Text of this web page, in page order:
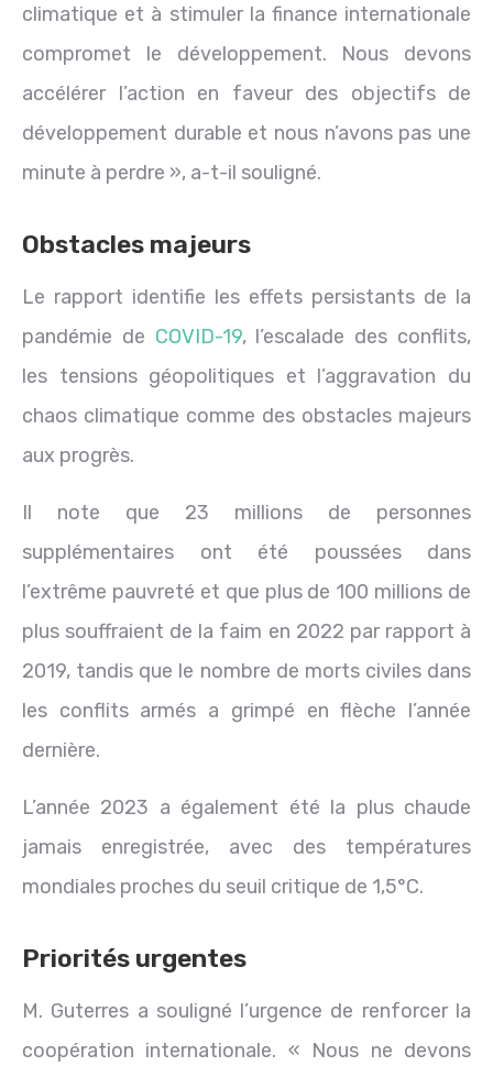
climatique et à stimuler la finance internationale
compromet le développement. Nous devons
accélérer l’action en faveur des objectifs de
développement durable et nous n’avons pas une
minute à perdre », a-t-il souligné.
Obstacles majeurs
Le rapport identifie les effets persistants de la
pandémie de COVID-19, l’escalade des conflits,
les tensions géopolitiques et l’aggravation du
chaos climatique comme des obstacles majeurs
aux progrès.
Il note que 23 millions de personnes
supplémentaires ont été poussées dans
l’extrême pauvreté et que plus de 100 millions de
plus souffraient de la faim en 2022 par rapport à
2019, tandis que le nombre de morts civiles dans
les conflits armés a grimpé en flèche l’année
dernière.
L’année 2023 a également été la plus chaude
jamais enregistrée, avec des températures
mondiales proches du seuil critique de 1,5°C.
Priorités urgentes
M. Guterres a souligné l’urgence de renforcer la
coopération internationale. « Nous ne devons